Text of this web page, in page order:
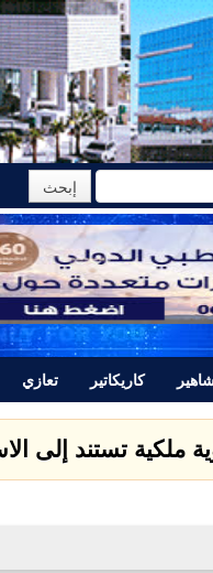
كاريكاتير تعازي
اللحام الذي قتل